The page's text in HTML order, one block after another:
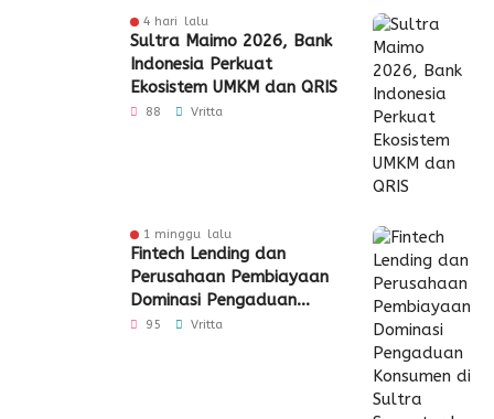
4 hari lalu
Sultra Maimo 2026, Bank
Indonesia Perkuat
Ekosistem UMKM dan QRIS
88 Vritta
1 minggu lalu
Fintech Lending dan
Perusahaan Pembiayaan
Dominasi Pengaduan
Konsumen di Sultra
95 Vritta